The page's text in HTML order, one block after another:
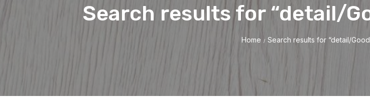
Search results for “detail/
Home / Search results for “detail/